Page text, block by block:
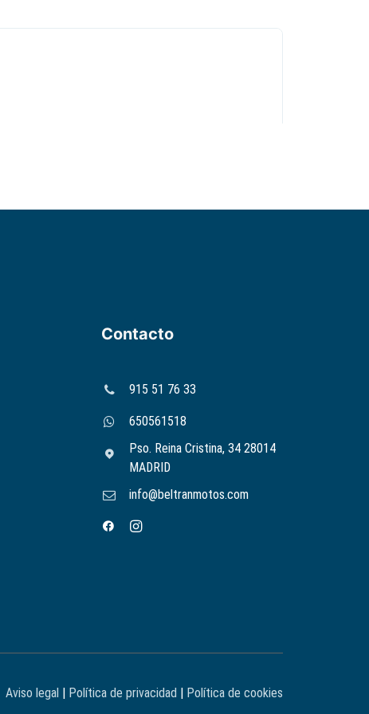
Contacto
915 51 76 33
650561518
Pso. Reina Cristina, 34 28014
MADRID
info@beltranmotos.com
Aviso legal | Política de privacidad | Política de cookies